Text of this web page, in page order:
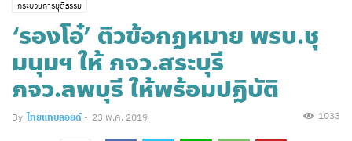
กระบวนการยุติธรรม
‘รองโอ๋’ ติวข้อกฏหมาย พรบ.ชุ
มนุมฯ ให้ ภจว.สระบุรี
ภจว.ลพบุรี ให้พร้อมปฏิบัติ
By ไทยแทบลอยด์ - 23 พ.ค. 2019 1033